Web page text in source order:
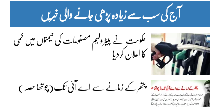
آج کی سب سے زیادہ پڑھی جانے والی خبریں
حکومت نے پیٹرولیم مصنوعات کی قیمتوں میں کمی
کا اعلان کردیا
پتھر کے زمانے سے اے آئی تک(چوتھا حصہ)